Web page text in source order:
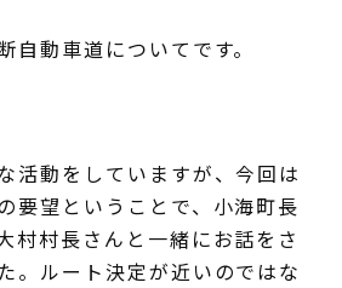
動車道についてです。
活動をしていますが、今回は
要望ということで、小海町長
村村長さんと一緒にお話をさ
。ルート決定が近いのではな